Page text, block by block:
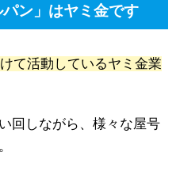
ン」はヤミ金です
て活動しているヤミ金業
回しながら、様々な屋号